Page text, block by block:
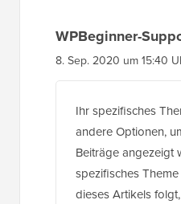
WPBeginner-
8. Sep. 2020 um 15:40
Ihr spezifisches
andere Optionen,
Beiträge angezeigt
spezifisches
dieses Artikels